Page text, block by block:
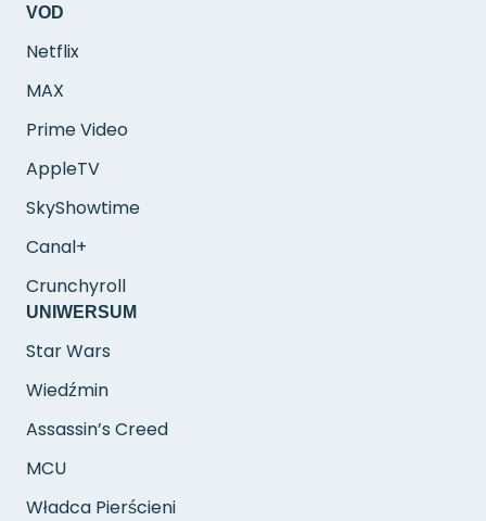
VOD
Netflix
MAX
Prime Video
AppleTV
SkyShowtime
Canal+
Crunchyroll
UNIWERSUM
Star Wars
Wiedźmin
Assassin’s Creed
MCU
Władca Pierścieni